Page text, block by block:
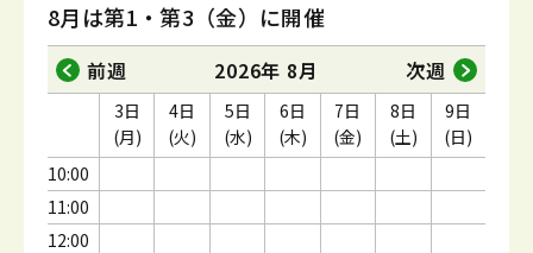
8月は第1・第3（金）に開催
前週 2026年 8月 次週
10:00
11:00
12:00
3日
(月)
4日
(火)
5日
(水)
6日
(木)
7日
(金)
8日
(土)
9日
(日)